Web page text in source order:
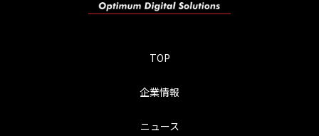
TOP
企業情報
ニュース